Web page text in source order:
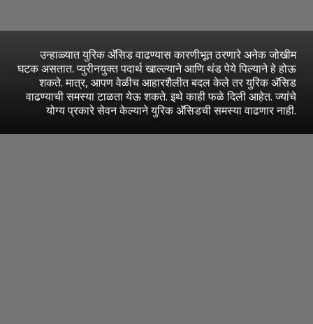
उन्हाळ्यात युरिक अ‍ॅसिड वाढण्यास कारणीभूत ठरणारे अनेक जोखीम
घटक असतात. प्युरीनयुक्त पदार्थ खाल्ल्याने आणि थंड पेये पिल्याने हे होऊ
शकते. मात्र, आपण वेळीच आहारशैलीत बदल केले तर युरिक अ‍ॅसिड
वाढण्याची समस्या टाळता येऊ शकते. इथे काही फळे दिली आहेत. ज्यांचे
योग्य प्रकारे सेवन केल्याने युरिक अ‍ॅसिडची समस्या वाढणार नाही.